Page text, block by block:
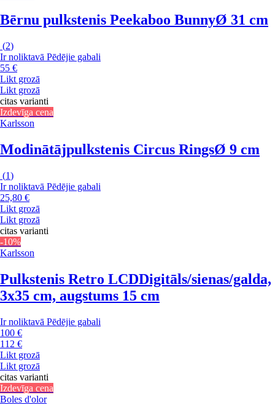
Bērnu pulkstenis Peekaboo BunnyØ 31 cm
(2)
Ir noliktavā Pēdējie gabali
55 €
Likt grozā
Likt grozā
citas varianti
Izdevīga cena
Karlsson
Modinātājpulkstenis Circus RingsØ 9 cm
(1)
Ir noliktavā Pēdējie gabali
25,80 €
Likt grozā
Likt grozā
citas varianti
-10%
Karlsson
Pulkstenis Retro LCDDigitāls/sienas/galda,
3x35 cm, augstums 15 cm
Ir noliktavā Pēdējie gabali
100 €
112 €
Likt grozā
Likt grozā
citas varianti
Izdevīga cena
Boles d'olor